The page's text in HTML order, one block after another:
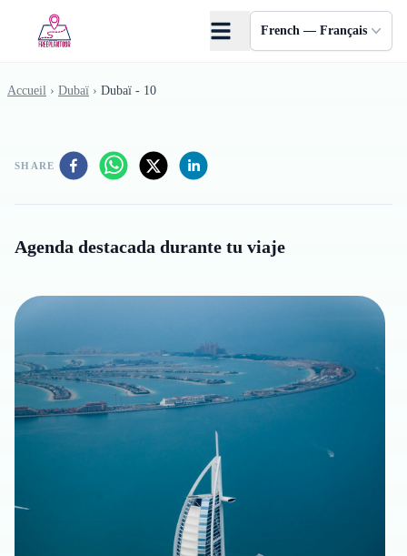
French — Français
Accueil › Dubaï › Dubaï - 10
SHARE
Agenda destacada durante tu viaje